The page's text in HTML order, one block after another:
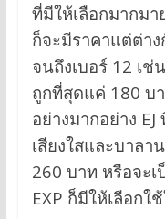
ที่มีให้เลือกมากม
ก็จะมีราคาแต่ต่า
จนถึงเบอร์ 12 เช่
ถูกที่สุดแค่ 180 บ
อย่างมากอย่าง
เสียงใสและบาล
260 บาท หรือจะ
EXP ก็มีให้เลือกใ